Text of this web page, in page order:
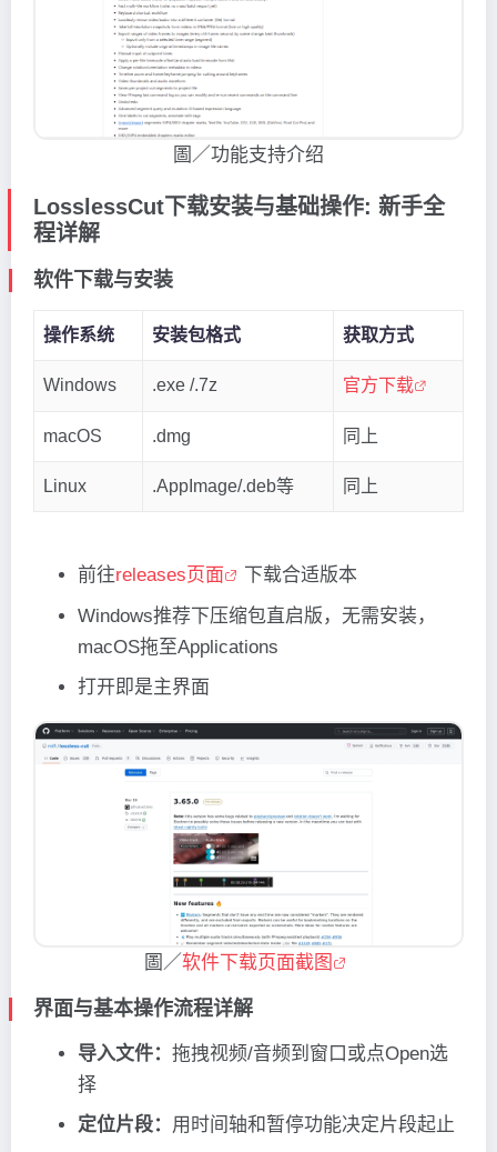
圖／功能支持介绍
LosslessCut下载安装与基础操作: 新手全
程详解
软件下载与安装
操作系统 安装包格式 获取方式
Windows .exe /.7z 官方下载
macOS .dmg 同上
Linux .AppImage/.deb等 同上
前往releases页面
下载合适版本
Windows推荐下压缩包直启版，无需安装，
macOS拖至Applications
打开即是主界面
圖／软件下载页面截图
界面与基本操作流程详解
导入文件： 拖拽视频/音频到窗口或点Open选
择
定位片段：
用时间轴和暂停功能决定片段起止